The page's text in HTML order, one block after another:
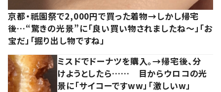
京都・祇園祭で2,000円で買った着物→しかし帰宅
後…“驚きの光景”に「良い買い物されましたね～」「お
宝だ」「掘り出し物ですね」
ミスドでドーナツを購入。→帰宅後、分
けようとしたら…… 目からウロコの光
景に「サイコーですww」「激しいw」